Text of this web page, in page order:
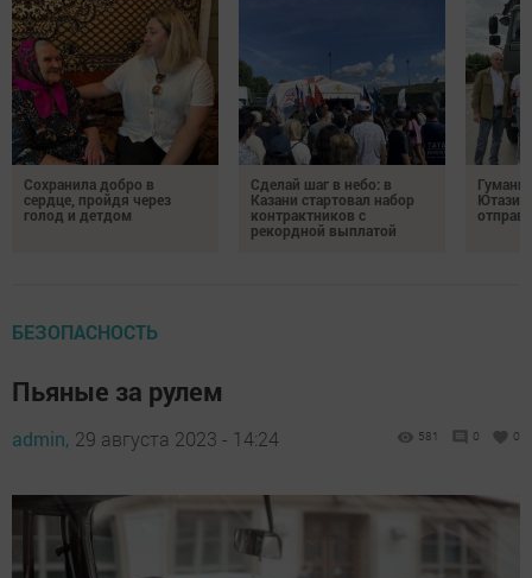
Сохранила добро в
сердце, пройдя через
голод и детдом
Сделай шаг в небо: в
Казани стартовал набор
контрактников с
рекордной выплатой
БЕЗОПАСНОСТЬ
Пьяные за рулем
admin, 29 августа 2023 - 14:24 581 0 0